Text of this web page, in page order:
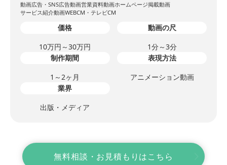
動画広告・SNS広告動画営業資料動画ホームページ掲載動画
サービス紹介動画WEBCM・テレビCM
価格
10万円～30万円
動画の尺
1分～3分
制作期間
1～2ヶ月
表現方法
アニメーション動画
業界
出版・メディア
無料相談・お見積もりはこちら